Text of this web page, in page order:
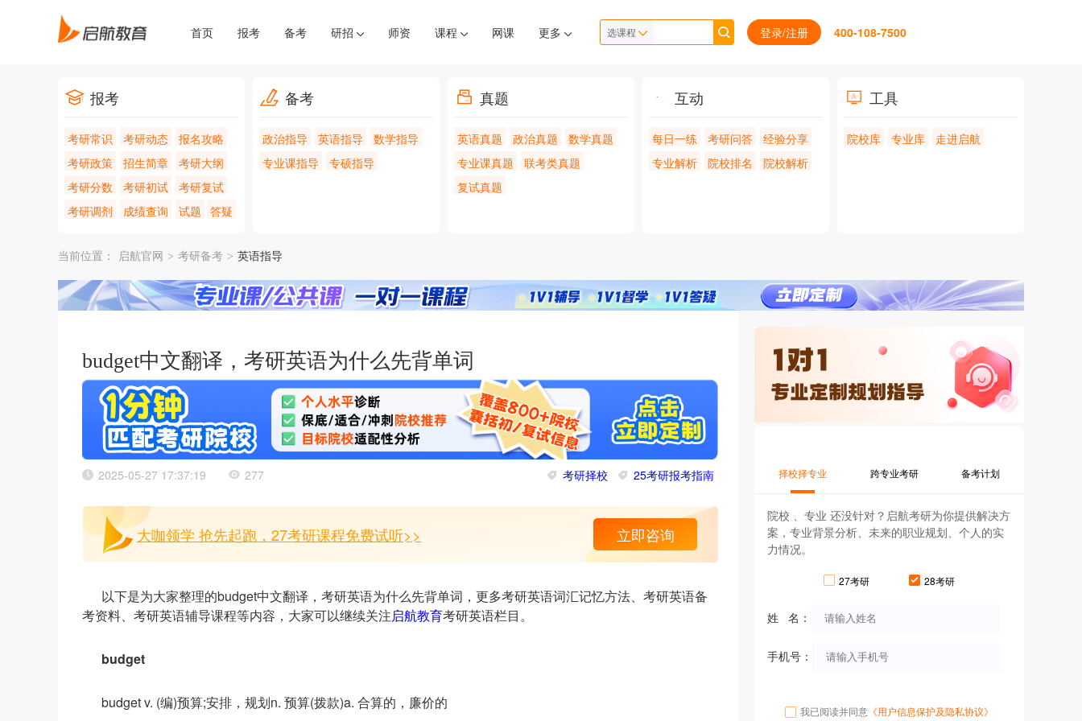
首页 报考 备考 研招 师资 课程 网课 更多 选课程 登录/注册 400-108-7500
报考
考研常识 考研动态
报名攻略
考研政策
招生简章
考研大纲
考研分数
考研初试
考研复试
考研调剂
成绩查询 试题 答疑
备考
政治指导 英语指导
数学指导
专业课指导
专硕指导
真题
英语真题 政治真题
数学真题
专业课真题
联考类真题
复试真题
互动
每日一练 考研问答
经验分享
专业解析
院校排名 院校解析
工具
院校库 专业库 走进启航
当前位置： 启航官网 > 考研备考 > 英语指导
budget中文翻译，考研英语为什么先背单词
2025-05-27 17:37:19 277 考研择校 25考研报考指南
大咖领学 抢先起跑，27考研课程免费试听>> 立即咨询
以下是为大家整理的budget中文翻译，考研英语为什么先背单词，更多考研英语词汇记忆方法、考研英语备
考资料、考研英语辅导课程等内容，大家可以继续关注启航教育考研英语栏目。
budget
budget v. (编)预算;安排，规划n. 预算(拨款)a. 合算的，廉价的
择校择专业 跨专业考研 备考计划
院校 、专业 还没针对？启航考研为你提供解决方
案，专业背景分析、未来的职业规划、个人的实
力情况。
27考研 28考研
姓 名：
手机号：
我已阅读并同意 《用户信息保护及隐私协议》